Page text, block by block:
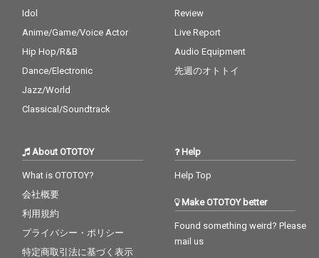
Idol
Anime/Game/Voice Actor
Hip Hop/R&B
Dance/Electronic
Jazz/World
Classical/Soundtrack
Review
Live Report
Audio Equipment
先週のオトトイ
About OTOTOY
What is OTOTOY?
会社概要
利用規約
プライバシー・ポリシー
特定商取引法に基づく表示
Help
Help Top
Make OTOTOY better
Found something weird? Please
mail us